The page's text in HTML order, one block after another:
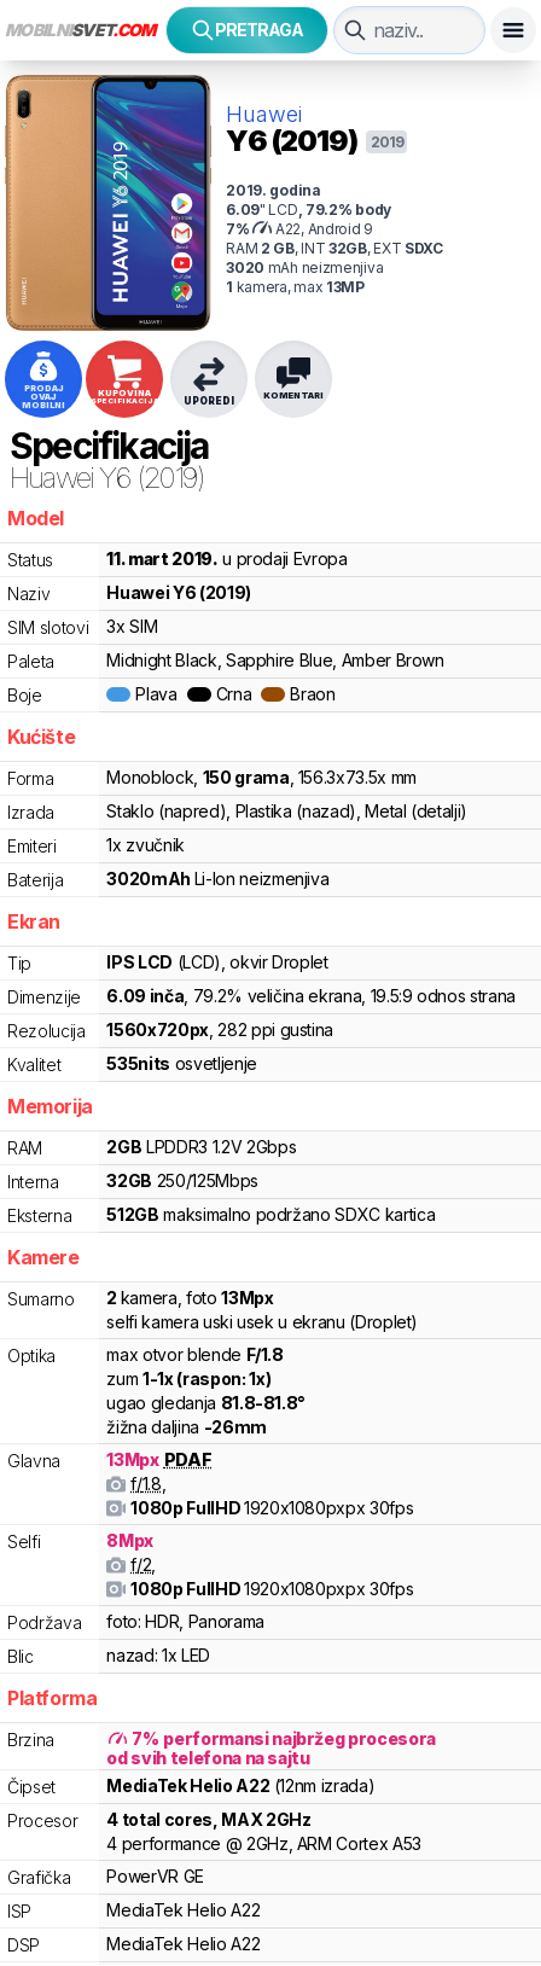
MOBILNISVET.COM PRETRAGA
Huawei
Y6 (2019) 2019
2019. godina
6.09" LCD 79.2% body
7%
A22, Android 9
RAM 2 GB,INT 32GB,EXT SDXC
3020 mAh neizmenjiva
1 kamera, max 13MP
PRODAJ
OVAJ
MOBILNI
KUPOVINA
SPECIFIKACIJA KOMENTARI
UPOREDI
Specifikacija
HuaweiY6 (2019)
Model
Status 11. mart 2019. u prodaji Evropa
Naziv
HuaweiY6 (2019)
SIM slotovi
3x SIM
Paleta
Midnight Black, Sapphire Blue, Amber Brown
Boje
Plava Crna Braon
Kućište
Forma Monoblock 150 grama 156.3x73.5x mm
Izrada
Staklo (napred), Plastika (nazad), Metal (detalji)
Emiteri
1x zvučnik
Baterija
3020mAh Li-Ion neizmenjiva
Ekran
Tip IPS LCD (LCD) , okvir Droplet
Dimenzije
6.09 inča , 79.2% veličina ekrana , 19.5:9 odnos strana
Rezolucija
1560x720px ,282 ppi gustina
Kvalitet
535nits osvetljenje
Memorija
RAM 2GB LPDDR3 1.2V 2Gbps
Interna
32GB 250/125Mbps
Eksterna
512GB maksimalno podržano SDXC kartica
Kamere
Sumarno 2 kamera foto13Mpx
selfi kamera uski usek u ekranu (Droplet)
Optika
max otvor blende F/1.8
zum1-1x (raspon:1x)
ugao gledanja 81.8-81.8°
žižna daljina -26mm
Glavna
13Mpx PDAF
f/1.8
1080p FullHD1920x1080pxpx30fps
Selfi
8Mpx
f/2
1080p FullHD1920x1080pxpx30fps
Podržava
foto: HDR, Panorama
Blic
nazad: 1x LED
Platforma
Brzina 7% performansi najbržeg procesora
od svih telefona na sajtu
Čipset
MediaTekHelio A22 (12nm izrada)
Procesor
4 total cores , MAX 2GHz
4 performance @ 2GHz, ARM Cortex A53
Grafička
PowerVR GE
ISP
MediaTek Helio A22
DSP
MediaTek Helio A22